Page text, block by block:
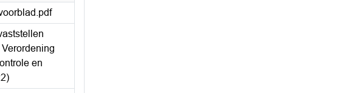
en